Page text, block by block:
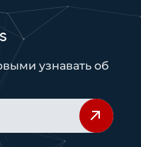
узнавать об